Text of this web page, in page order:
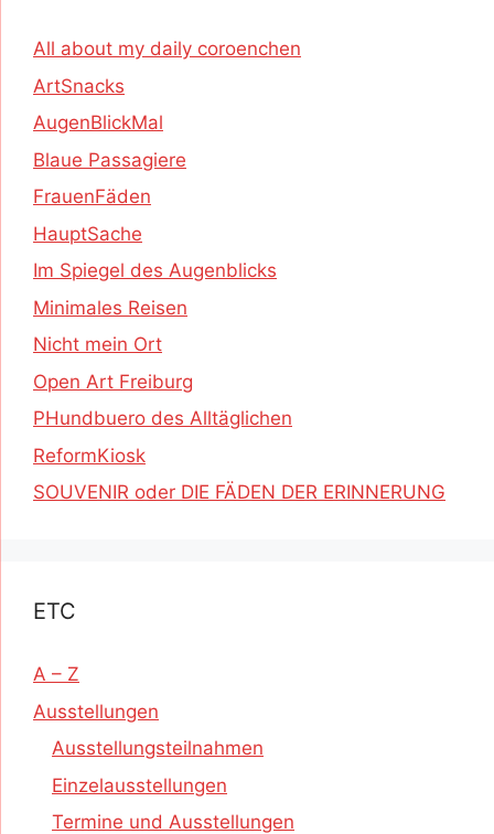
All about my daily coroenchen
ArtSnacks
AugenBlickMal
Blaue Passagiere
FrauenFäden
HauptSache
Im Spiegel des Augenblicks
Minimales Reisen
Nicht mein Ort
Open Art Freiburg
PHundbuero des Alltäglichen
ReformKiosk
SOUVENIR oder DIE FÄDEN DER ERINNERUNG
ETC
A – Z
Ausstellungen
Ausstellungsteilnahmen
Einzelausstellungen
Termine und Ausstellungen